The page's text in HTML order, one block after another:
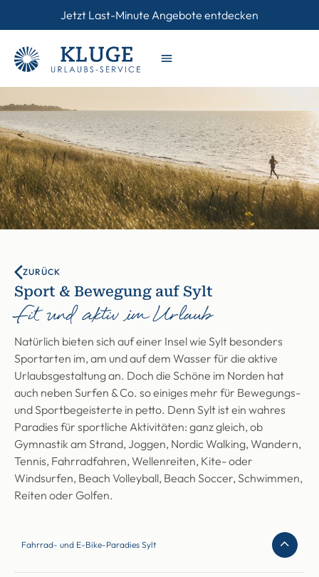
Jetzt Last-Minute Angebote entdecken
ZURÜCK
Sport & Bewegung auf Sylt
Fit und aktiv im Urlaub
Natürlich bieten sich auf einer Insel wie Sylt besonders
Sportarten im, am und auf dem Wasser für die aktive
Urlaubsgestaltung an. Doch die Schöne im Norden hat
auch neben Surfen & Co. so einiges mehr für Bewegungs-
und Sportbegeisterte in petto. Denn Sylt ist ein wahres
Paradies für sportliche Aktivitäten: ganz gleich, ob
Gymnastik am Strand, Joggen, Nordic Walking, Wandern,
Tennis, Fahrradfahren, Wellenreiten, Kite- oder
Windsurfen, Beach Volleyball, Beach Soccer, Schwimmen,
Reiten oder Golfen.
Fahrrad- und E-Bike-Paradies Sylt